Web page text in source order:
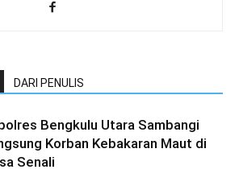
DARI PENULIS
Bengkulu Utara Sambangi
Korban Kebakaran Maut di
Senali